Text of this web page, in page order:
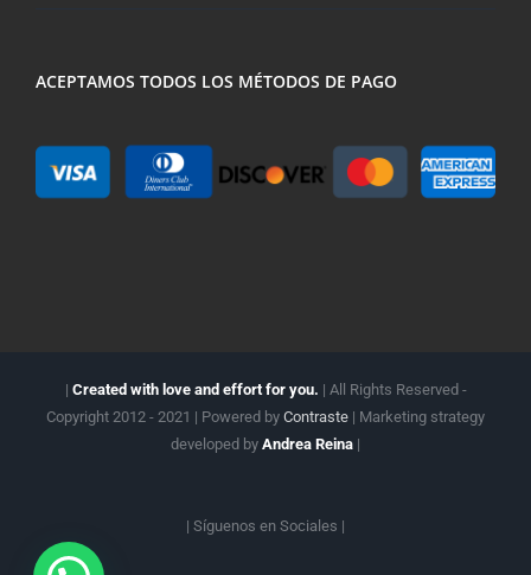
ACEPTAMOS TODOS LOS MÉTODOS DE PAGO
| Created with love and effort for you. | All Rights Reserved -
Copyright 2012 - 2021 | Powered by Contraste | Marketing strategy
developed by Andrea Reina |
| Síguenos en Sociales |